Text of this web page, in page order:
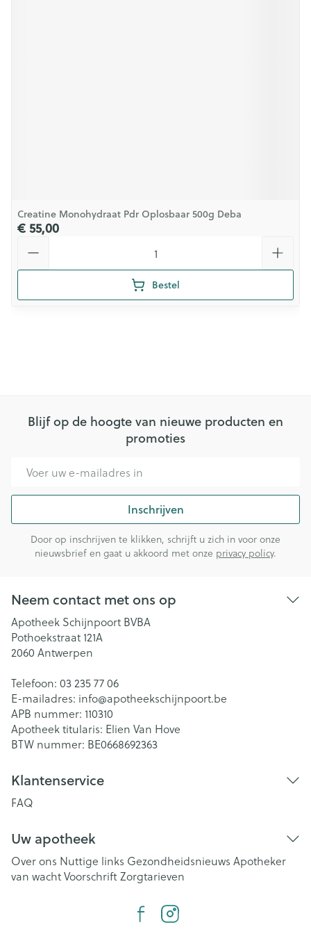
Creatine Monohydraat Pdr Oplosbaar 500g Deba
€ 55,00
Bestel
Blijf op de hoogte van nieuwe producten en
promoties
Inschrijven
Door op inschrijven te klikken, schrijft u zich in voor onze
nieuwsbrief en gaat u akkoord met onze privacy policy.
Neem contact met ons op
Apotheek Schijnpoort BVBA
Pothoekstraat 121A
2060 Antwerpen
Telefoon: 03 235 77 06
E-mailadres: info@apotheekschijnpoort.be
APB nummer: 110310
Apotheek titularis: Elien Van Hove
BTW nummer: BE0668692363
Klantenservice
FAQ
Uw apotheek
Over ons Nuttige links Gezondheidsnieuws Apotheker
van wachtVoorschriftZorgtarieven